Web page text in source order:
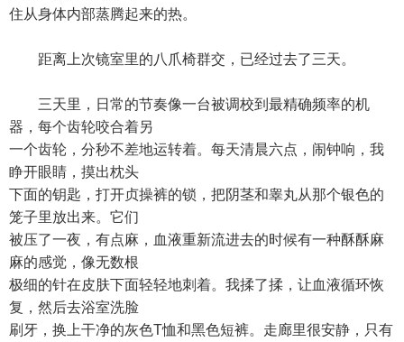
住从身体内部蒸腾起来的热。
距离上次镜室里的八爪椅群交，已经过去了三天。
三天里，日常的节奏像一台被调校到最精确频率的机
器，每个齿轮咬合着另
一个齿轮，分秒不差地运转着。每天清晨六点，闹钟响，我
睁开眼睛，摸出枕头
下面的钥匙，打开贞操裤的锁，把阴茎和睾丸从那个银色的
笼子里放出来。它们
被压了一夜，有点麻，血液重新流进去的时候有一种酥酥麻
麻的感觉，像无数根
极细的针在皮肤下面轻轻地刺着。我揉了揉，让血液循环恢
复，然后去浴室洗脸
刷牙，换上干净的灰色T恤和黑色短裤。走廊里很安静，只有